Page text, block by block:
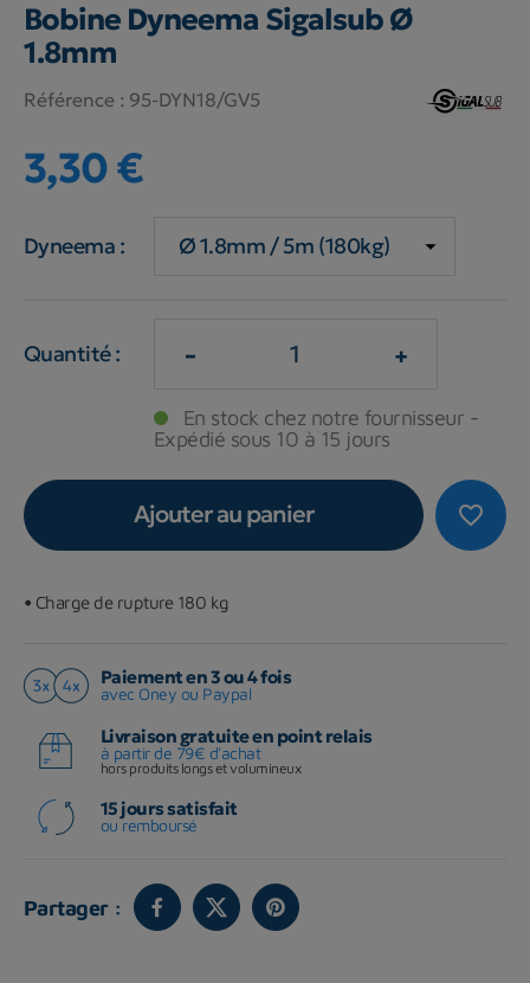
Bobine Dyneema Sigalsub Ø
1.8mm
Référence : 95-DYN18/GV5
3,30 €
Dyneema :
Quantité : - +
En stock chez notre fournisseur -
Expédié sous 10 à 15 jours
favorite_border
Ajouter au panier
• Charge de rupture 180 kg
Paiement en 3 ou 4 fois
avec Oney ou Paypal
Livraison gratuite en point relais
à partir de 79€ d'achat
hors produits longs et volumineux
15 jours satisfait
ou remboursé
Partager :